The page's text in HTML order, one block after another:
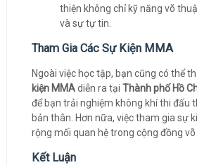
thiện không chỉ kỹ năng võ
và sự tự tin.
Tham Gia Các Sự Kiện MMA
Ngoài việc học tập, bạn cũng có thể
kiện MMAdiễn ra tại Thành phố Hồ
để bạn trải nghiệm không khí thi đấu
bản thân. Hơn nữa, việc tham gia sự
rộng mối quan hệ trong cộng đồng võ
Kết Luận